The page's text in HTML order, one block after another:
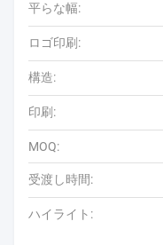
平らな幅:
ロゴ印刷:
構造:
印刷:
MOQ:
受渡し時間:
ハイライト: